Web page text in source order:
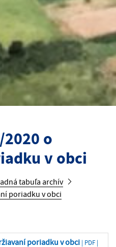
2020 o
v obci
tabuľa archív
poriadku v obci
poriadku v obci | PDF |